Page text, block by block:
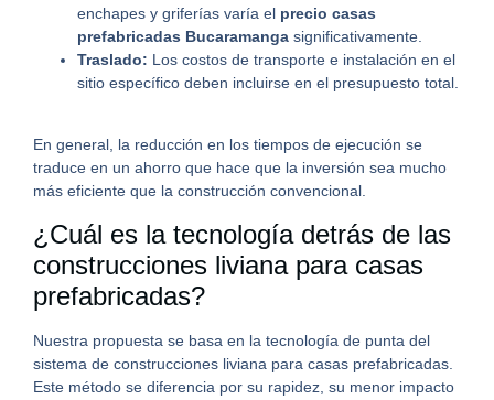
enchapes y griferías varía el precio casas
prefabricadas Bucaramanga significativamente.
Traslado: Los costos de transporte e instalación en el
sitio específico deben incluirse en el presupuesto total.
En general, la reducción en los tiempos de ejecución se
traduce en un ahorro que hace que la inversión sea mucho
más eficiente que la construcción convencional.
¿Cuál es la tecnología detrás de las
construcciones liviana para casas
prefabricadas?
Nuestra propuesta se basa en la tecnología de punta del
sistema de construcciones liviana para casas prefabricadas.
Este método se diferencia por su rapidez, su menor impacto